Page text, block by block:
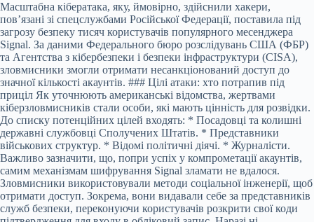
Масштабна кібератака, яку, ймовірно, здійснили хакери,
пов’язані зі спецслужбами Російської Федерації, поставила під
загрозу безпеку тисяч користувачів популярного месенджера
Signal. За даними Федерального бюро розслідувань США (ФБР)
та Агентства з кібербезпеки і безпеки інфраструктури (CISA),
зловмисники змогли отримати несанкціонований доступ до
значної кількості акаунтів. ### Цілі атаки: хто потрапив під
приціл Як уточнюють американські відомства, жертвами
кіберзловмисників стали особи, які мають цінність для розвідки.
До списку потенційних цілей входять: * Посадовці та колишні
державні службовці Сполучених Штатів. * Представники
військових структур. * Відомі політичні діячі. * Журналісти.
Важливо зазначити, що, попри успіх у компрометації акаунтів,
самим механізмам шифрування Signal зламати не вдалося.
Зловмисники використовували методи соціальної інженерії, щоб
отримати доступ. Зокрема, вони видавали себе за представників
служб безпеки, переконуючи користувачів розкрити свої коди